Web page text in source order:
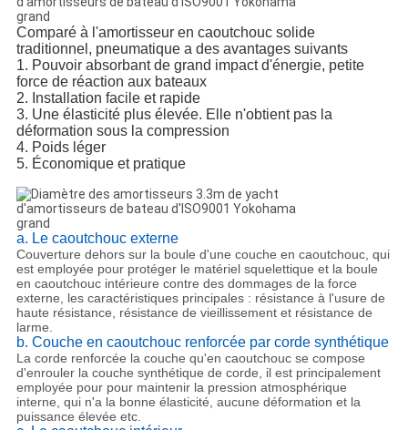
Comparé à l'amortisseur en caoutchouc solide
traditionnel, pneumatique a des avantages suivants
1. Pouvoir absorbant de grand impact d'énergie, petite
force de réaction aux bateaux
2. Installation facile et rapide
3. Une élasticité plus élevée. Elle n'obtient pas la
déformation sous la compression
4. Poids léger
5. Économique et pratique
a. Le caoutchouc externe
Couverture dehors sur la boule d'une couche en caoutchouc, qui
est employée pour protéger le matériel squelettique et la boule
en caoutchouc intérieure contre des dommages de la force
externe, les caractéristiques principales : résistance à l'usure de
haute résistance, résistance de vieillissement et résistance de
larme.
b. Couche en caoutchouc renforcée par corde synthétique
La corde renforcée la couche qu'en caoutchouc se compose
d'enrouler la couche synthétique de corde, il est principalement
employée pour pour maintenir la pression atmosphérique
interne, qui n'a la bonne élasticité, aucune déformation et la
puissance élevée etc.